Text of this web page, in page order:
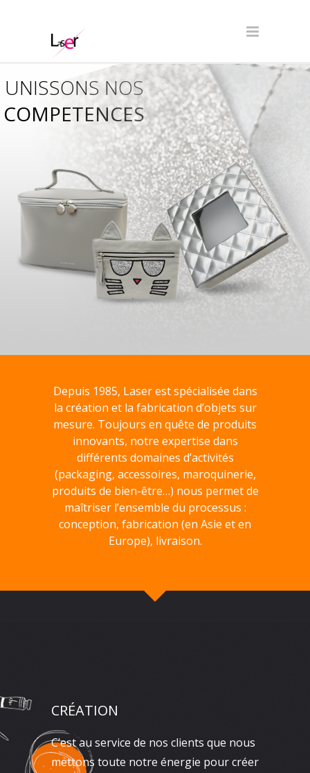
COMPETENCES
UNISSONS NOS
Depuis 1985, Laser est spécialisée dans
la création et la fabrication d’objets sur
mesure. Toujours en quête de produits
innovants, notre expertise dans
différents domaines d’activités
(packaging, accessoires, maroquinerie,
produits de bien-être…) nous permet de
maîtriser l’ensemble du processus :
conception, fabrication (en Asie et en
Europe), livraison.
CRÉATION
C’est au service de nos clients que nous
mettons toute notre énergie pour créer